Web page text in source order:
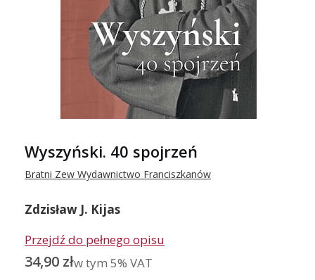
Wyszyński. 40 spojrzeń
Bratni Zew Wydawnictwo Franciszkanów
Zdzisław J. Kijas
Przejdź do pełnego opisu
Cena
34,90 złw tym 5% VAT
w tym 5% VAT